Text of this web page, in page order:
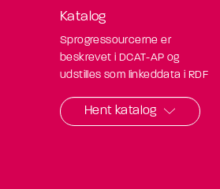
Katalog
Sprogressourcerne er
beskrevet i DCAT-AP og
udstilles som linkeddata i RDF
Hent katalog